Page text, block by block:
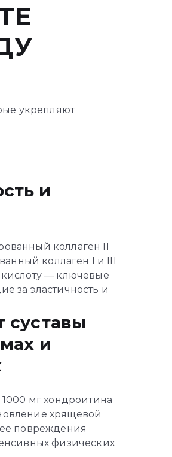
укрепляют
и
коллаген II
коллаген I и III
— ключевые
за эластичность и
суставы
и
мг хондроитина
хрящевой
повреждения
физических